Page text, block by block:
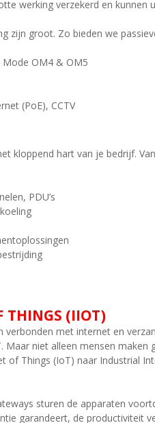
werking verzekerd en
zijn groot. Zo bieden we
Mode OM4 & OM5
(PoE), CCTV
kloppend hart van je bedrijf.
PDU’s
THINGS (IIOT)
verbonden met internet en
niet alleen mensen
of Things (IoT) naar Industrial
sturen de apparaten
garandeert, de productiviteit